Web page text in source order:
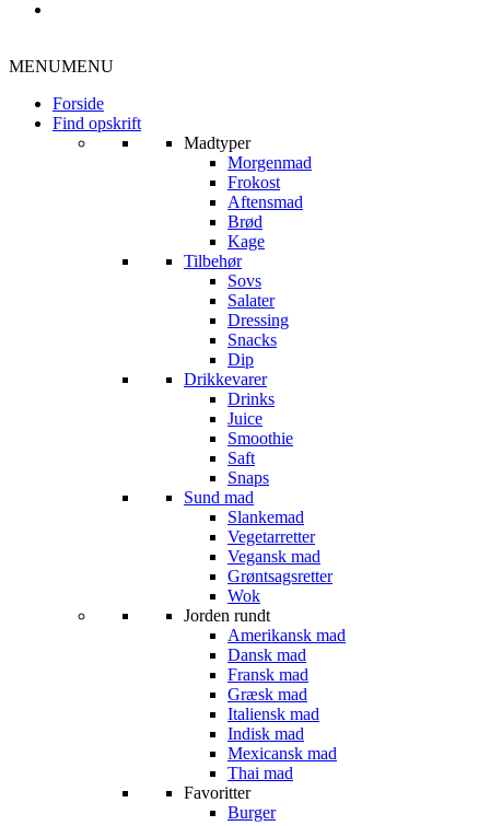
MENUMENU
Forside
Find opskrift
Madtyper
Morgenmad
Frokost
Aftensmad
Brød
Kage
Tilbehør
Sovs
Salater
Dressing
Snacks
Dip
Drikkevarer
Drinks
Juice
Smoothie
Saft
Snaps
Sund mad
Slankemad
Vegetarretter
Vegansk mad
Grøntsagsretter
Wok
Jorden rundt
Amerikansk mad
Dansk mad
Fransk mad
Græsk mad
Italiensk mad
Indisk mad
Mexicansk mad
Thai mad
Favoritter
Burger